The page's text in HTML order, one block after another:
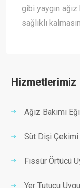
gibi yaygın
sağlıklı
Hizmetlerimiz
Ağız Bakımı
Süt Dişi Çekimi
Fissür Örtücü
Yer Tutucu